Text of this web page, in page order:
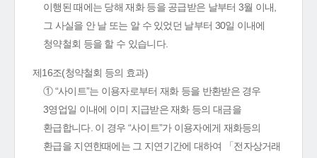
이행된 때에는 당해 재화 등을 공급받은 날부터 3월 이내,
그 사실을 안 날 또는 알 수 있었던 날부터 30일 이내에
청약철회 등을 할 수 있습니다.
제16조(청약철회 등의 효과)
① “사이트”는 이용자로부터 재화 등을 반환받은 경우
3영업일 이내에 이미 지급받은 재화 등의 대금을
환급합니다. 이 경우 “사이트”가 이용자에게 재화등의
환급을 지연한때에는 그 지연기간에 대하여 「전자상거래